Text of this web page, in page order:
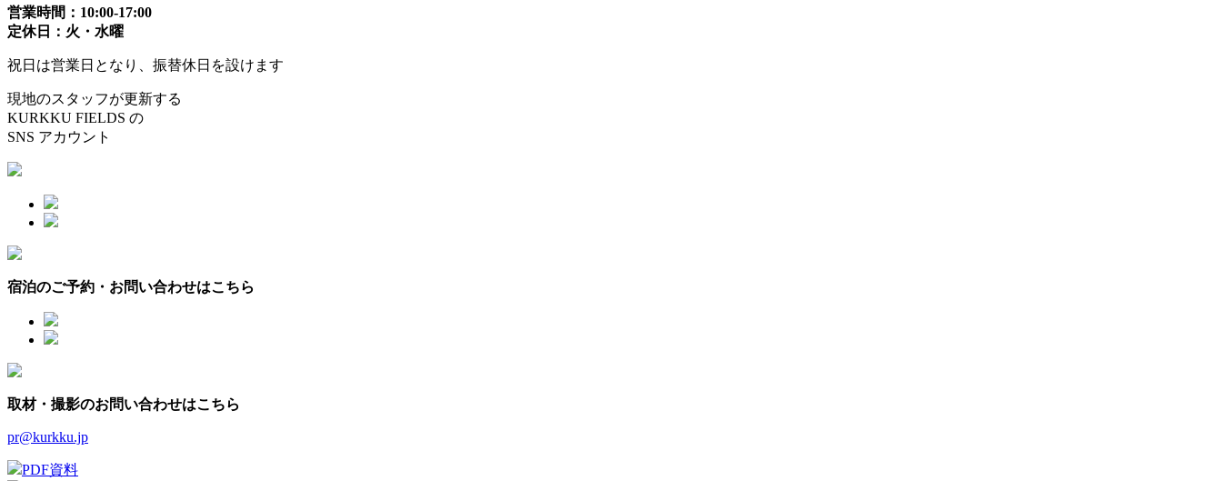
営業時間：10:00-17:00
定休日：火・水曜
祝日は営業日となり、振替休日を設けます
現地のスタッフが更新する
KURKKU FIELDS の
SNS アカウント
宿泊のご予約・お問い合わせはこちら
取材・撮影のお問い合わせはこちら
pr@kurkku.jp
PDF資料